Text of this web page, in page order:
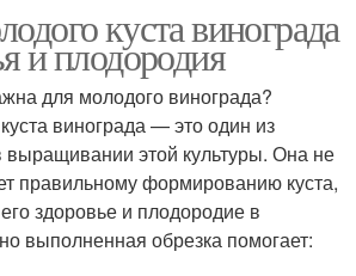
куста винограда
и плодородия
для молодого винограда?
винограда — это один из
выращивании этой культуры. Она не
правильному формированию куста,
здоровье и плодородие в
выполненная обрезка помогает: